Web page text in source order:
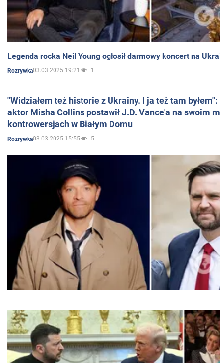
Legenda rocka Neil Young ogłosił darmowy koncert na
Rozrywka03.03.2025 19:21 1
"Widziałem też historie z Ukrainy. I ja też tam
aktor Misha Collins postawił J.D. Vance'a na swoim
kontrowersjach w Białym Domu
Rozrywka03.03.2025 15:55 5